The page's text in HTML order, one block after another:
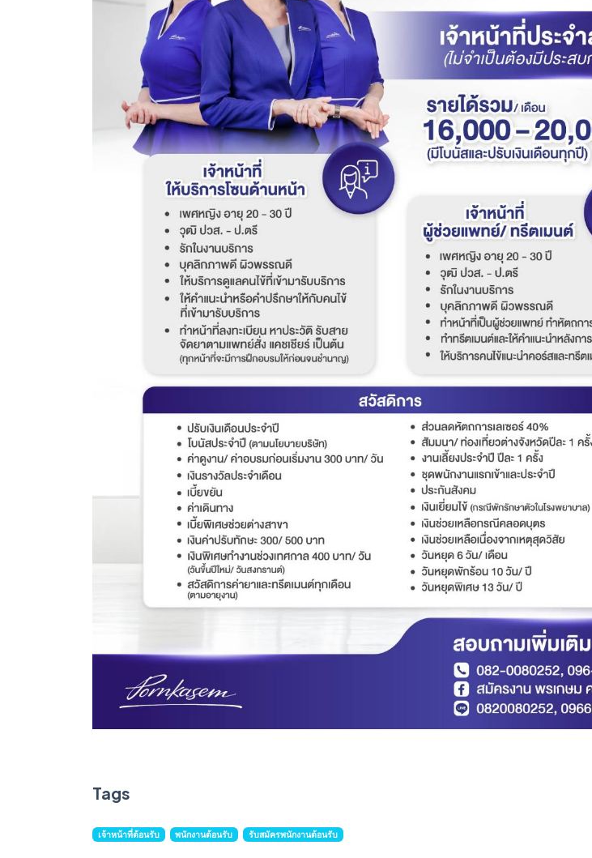
Tags
เจ้าหน้าที่ต้อนรับ พนักงานต้อนรับ รับสมัครพนักงานต้อนรับ